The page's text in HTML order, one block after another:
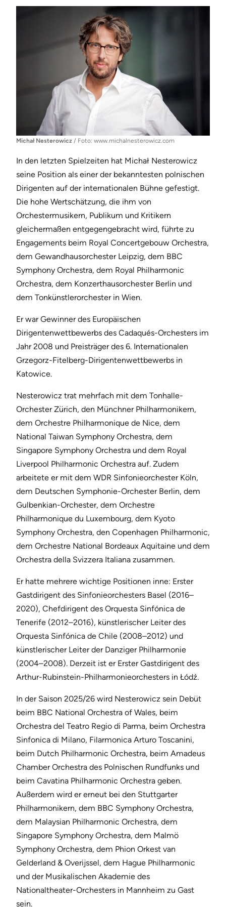
Michał Nesterowicz / Foto: www.michalnesterowicz.com
In den letzten Spielzeiten hat Michał Nesterowicz
seine Position als einer der bekanntesten polnischen
Dirigenten auf der internationalen Bühne gefestigt.
Die hohe Wertschätzung, die ihm von
Orchestermusikern, Publikum und Kritikern
gleichermaßen entgegengebracht wird, führte zu
Engagements beim Royal Concertgebouw Orchestra,
dem Gewandhausorchester Leipzig, dem BBC
Symphony Orchestra, dem Royal Philharmonic
Orchestra, dem Konzerthausorchester Berlin und
dem Tonkünstlerorchester in Wien.
Er war Gewinner des Europäischen
Dirigentenwettbewerbs des Cadaqués-Orchesters im
Jahr 2008 und Preisträger des 6. Internationalen
Grzegorz-Fitelberg-Dirigentenwettbewerbs in
Katowice.
Nesterowicz trat mehrfach mit dem Tonhalle-
Orchester Zürich, den Münchner Philharmonikern,
dem Orchestre Philharmonique de Nice, dem
National Taiwan Symphony Orchestra, dem
Singapore Symphony Orchestra und dem Royal
Liverpool Philharmonic Orchestra auf. Zudem
arbeitete er mit dem WDR Sinfonieorchester Köln,
dem Deutschen Symphonie-Orchester Berlin, dem
Gulbenkian-Orchester, dem Orchestre
Philharmonique du Luxembourg, dem Kyoto
Symphony Orchestra, den Copenhagen Philharmonic,
dem Orchestre National Bordeaux Aquitaine und dem
Orchestra della Svizzera Italiana zusammen.
Er hatte mehrere wichtige Positionen inne: Erster
Gastdirigent des Sinfonieorchesters Basel (2016–
2020), Chefdirigent des Orquesta Sinfónica de
Tenerife (2012–2016), künstlerischer Leiter des
Orquesta Sinfónica de Chile (2008–2012) und
künstlerischer Leiter der Danziger Philharmonie
(2004–2008). Derzeit ist er Erster Gastdirigent des
Arthur-Rubinstein-Philharmonieorchesters in Łódź.
In der Saison 2025/26 wird Nesterowicz sein Debüt
beim BBC National Orchestra of Wales, beim
Orchestra del Teatro Regio di Parma, beim Orchestra
Sinfonica di Milano, Filarmonica Arturo Toscanini,
beim Dutch Philharmonic Orchestra, beim Amadeus
Chamber Orchestra des Polnischen Rundfunks und
beim Cavatina Philharmonic Orchestra geben.
Außerdem wird er erneut bei den Stuttgarter
Philharmonikern, dem BBC Symphony Orchestra,
dem Malaysian Philharmonic Orchestra, dem
Singapore Symphony Orchestra, dem Malmö
Symphony Orchestra, dem Phion Orkest van
Gelderland & Overijssel, dem Hague Philharmonic
und der Musikalischen Akademie des
Nationaltheater-Orchesters in Mannheim zu Gast
sein.